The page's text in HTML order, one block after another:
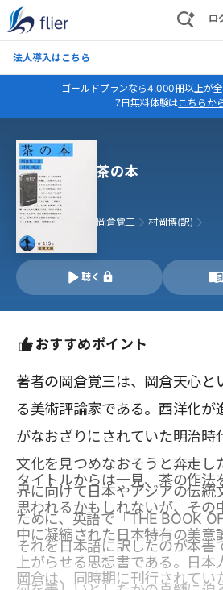
ロ
法人導入はこちら
ゴールドプランなら4,000冊以上が全
7日無料体験はこちらか
茶の本
岡倉覚三 村岡博(訳)
聴く
おすすめポイント
著者の岡倉覚三は、岡倉天心と
る美術評論家である。西洋化が
がなおざりにされていた明治時
文化を見つめなおそうと奔走し
界に向けて日本やアジアの伝統
ために、英語で『THE BOOK
それを日本語に訳したのが本書
タイトルからは一見、茶の作法
思われるかもしれないが、その
中に凝縮された日本特有の美意
上がらせる思想書である。日本
岡倉は、同時期に刊行されてい